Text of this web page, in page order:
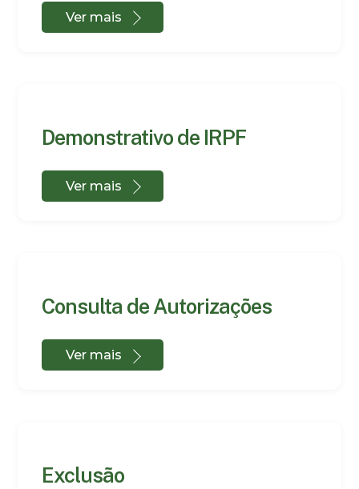
Ver mais
Demonstrativo de IRPF
Ver mais
Consulta de Autorizações
Ver mais
Exclusão